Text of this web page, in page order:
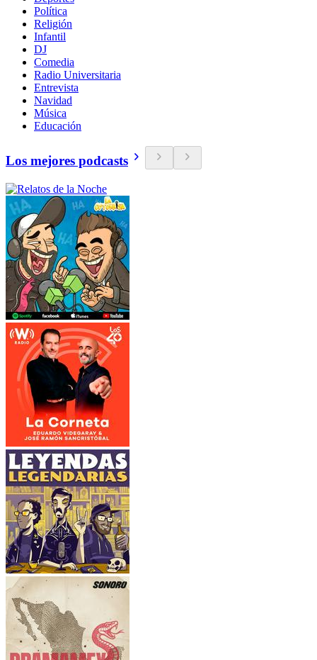
Política
Religión
Infantil
DJ
Comedia
Radio Universitaria
Entrevista
Navidad
Música
Educación
Los mejores podcasts